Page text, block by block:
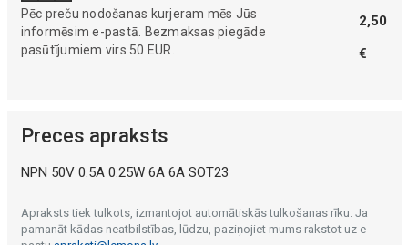
Pēc preču nodošanas kurjeram mēs Jūs
informēsim e-pastā. Bezmaksas piegāde
pasūtījumiem virs 50 EUR.
2,50
€
Preces apraksts
NPN 50V 0.5A 0.25W 6A 6A SOT23
Apraksts tiek tulkots, izmantojot automātiskās tulkošanas rīku. Ja
pamanāt kādas neatbilstības, lūdzu, paziņojiet mums rakstot uz e-